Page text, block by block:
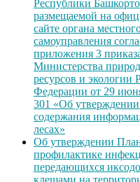
Республики
размещаемой на
сайте органа
самоуправления
приложения 3
Министерства
ресурсов и экологии
Федерации от 29
301 «Об утверждении
содержания
лесах»
Об утверждении
профилактике
передающихся